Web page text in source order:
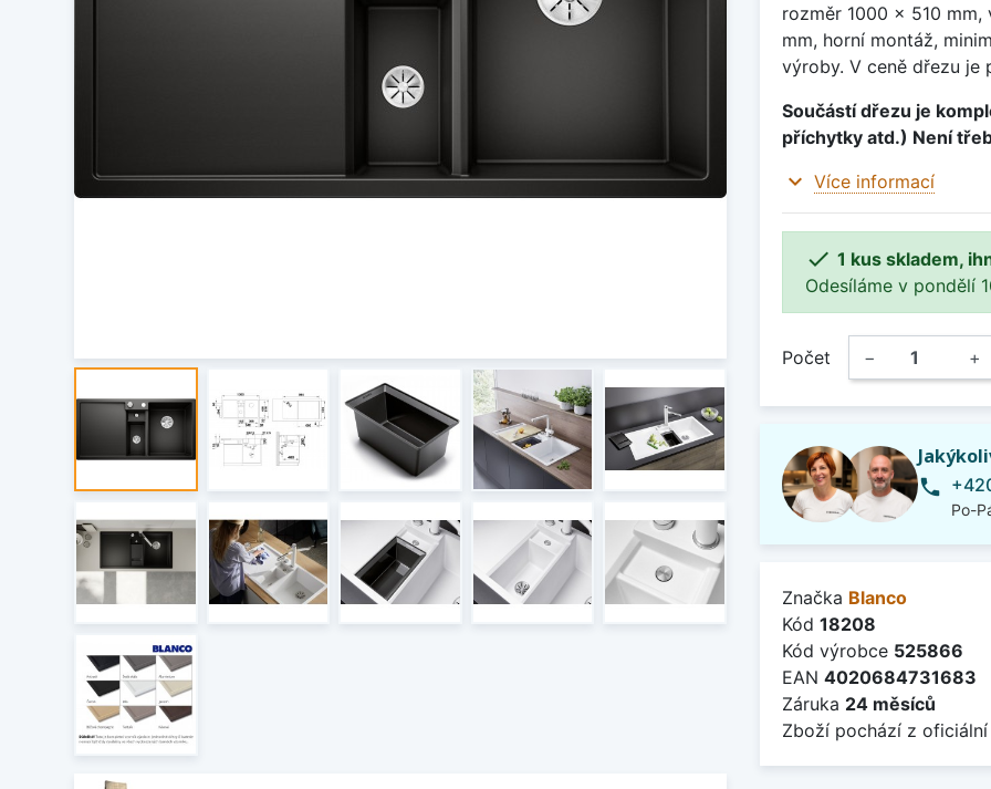
rozměr 1000 x 510
mm, horní montáž,
výroby. V ceně dřezu je
Součástí dřezu je
příchytky atd.) Není
expand_more Více informací
 1 kus skladem,
Odesíláme v pondělí
Počet − +
phone
Po-
Značka Blanco
Kód 18208
Kód výrobce 525866
EAN 4020684731683
Záruka 24 měsíců
Zboží pochází z